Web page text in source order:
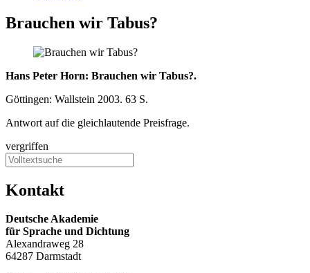
Brauchen wir Tabus?
Hans Peter Horn: Brauchen wir Tabus?.
Göttingen: Wallstein 2003. 63 S.
Antwort auf die gleichlautende Preisfrage.
vergriffen
Kontakt
Deutsche Akademie
für Sprache und Dichtung
Alexandraweg 28
64287 Darmstadt